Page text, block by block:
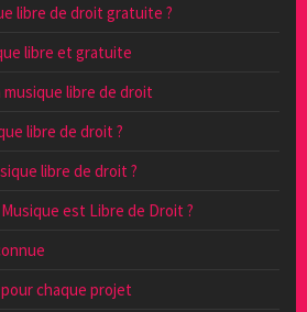
libre de droit gratuite ?
libre et gratuite
libre de droit
libre de droit ?
libre de droit ?
est Libre de Droit ?
chaque projet